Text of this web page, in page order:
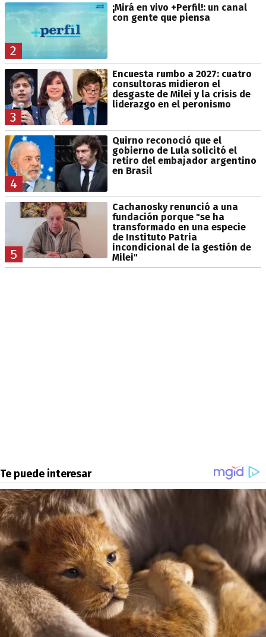
2
¡Mirá en vivo +Perfil!: un canal
con gente que piensa
3
Encuesta rumbo a 2027: cuatro
consultoras midieron el
desgaste de Milei y la crisis de
liderazgo en el peronismo
4
Quirno reconoció que el
gobierno de Lula solicitó el
retiro del embajador argentino
en Brasil
5
Cachanosky renunció a una
fundación porque "se ha
transformado en una especie
de Instituto Patria
incondicional de la gestión de
Milei"